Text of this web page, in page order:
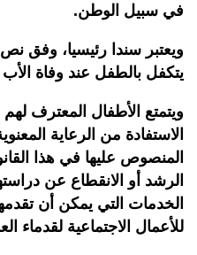
في سبيل الوطن.
ويعتبر سندا رئيسيا، وفق
يتكفل بالطفل عند وفاة
ويتمتع الأطفال المعترف
الاستفادة من الرعاية
المنصوص عليها في هذا
الرشد أو الانقطاع عن
الخدمات التي يمكن أن
للأعمال الاجتماعية لقدماء